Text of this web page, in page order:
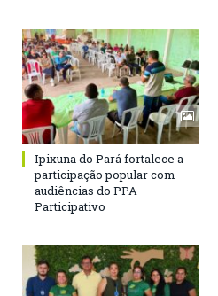
Ipixuna do Pará fortalece a
participação popular com
audiências do PPA
Participativo